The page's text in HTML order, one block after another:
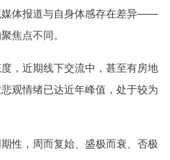
媒体报道与自身体感存在差异——
焦点不同。
，近期线下交流中，甚至有房地
观情绪已达近年峰值，处于较为
性，周而复始、盛极而衰、否极